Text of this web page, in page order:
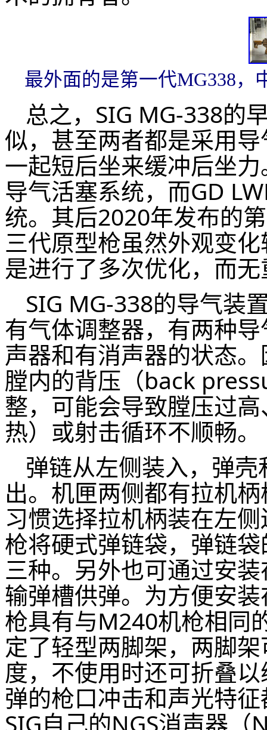
最外面的是第一代MG338，
总之，SIG MG-338的
似，甚至两者都是采用
一起短后坐来缓冲后坐
导气活塞系统，而GD
统。其后2020年发布的
三代原型枪虽然外观变
是进行了多次优化，而
SIG MG-338的导气装
有气体调整器，有两种
声器和有消声器的状态
膛内的背压（back
整，可能会导致膛压过
热）或射击循环不顺畅。
弹链从左侧装入，弹
出。机匣两侧都有拉机
习惯选择拉机柄装在左
枪将硬式弹链袋，弹链
三种。另外也可通过安
输弹槽供弹。为方便安
枪具有与M240机枪相同
定了轻型两脚架，两脚
度，不使用时还可折叠
弹的枪口冲击和声光特
SIG自己的NGS消声器